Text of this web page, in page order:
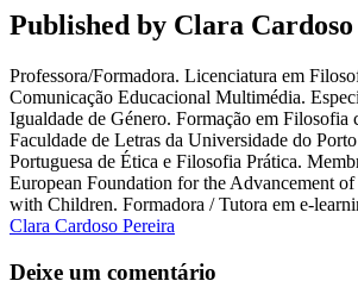
Published by Clara
Professora/Formadora. Licenciatura em
Comunicação Educacional Multimédia.
Igualdade de Género. Formação em Filosofia
Faculdade de Letras da Universidade do
Portuguesa de Ética e Filosofia Prática.
European Foundation for the Advancement
with Children. Formadora / Tutora em e-
Clara Cardoso Pereira
Deixe um comentário